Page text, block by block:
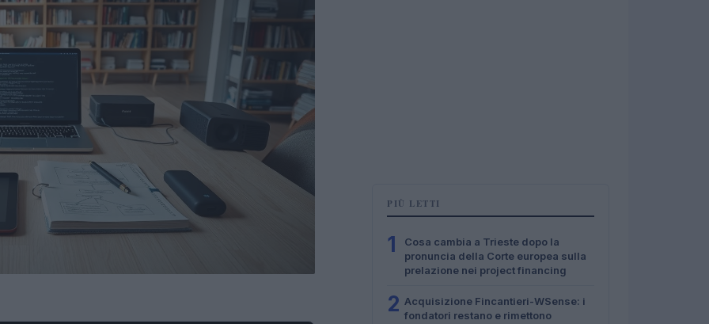
PIÙ LETTI
1
Cosa cambia a Trieste dopo la
pronuncia della Corte europea sulla
prelazione nei project financing
2 Acquisizione Fincantieri-WSense: i
fondatori restano e rimettono